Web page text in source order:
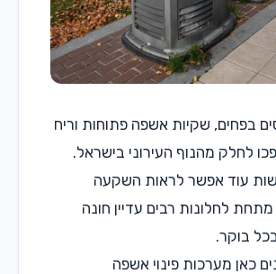
בפחים, שקיות אשפה פתוחות וריח
לחלק מהנוף העירוני בישראל.
עוד אפשר לראות השקעה
לחלונות רבים עדיין חונה
בוקר.
כאן מערכות פינוי אשפה